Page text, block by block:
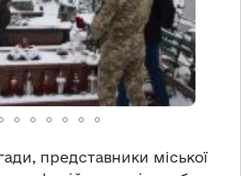
представники міської